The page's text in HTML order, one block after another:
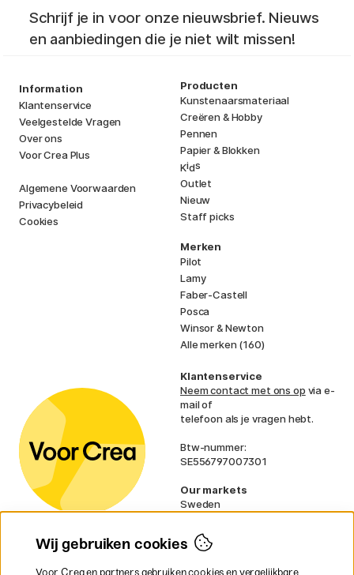
Schrijf je in voor onze nieuwsbrief. Nieuws
en aanbiedingen die je niet wilt missen!
Information
Klantenservice
Veelgestelde Vragen
Over ons
Voor Crea Plus
Algemene Voorwaarden
Privacybeleid
Cookies
Producten
Kunstenaarsmateriaal
Creëren & Hobby
Pennen
Papier & Blokken
Kids
Outlet
Nieuw
Staff picks
Merken
Pilot
Lamy
Faber-Castell
Posca
Winsor & Newton
Alle merken (160)
Klantenservice
Neem contact met ons op via e-
mail of
telefoon als je vragen hebt.
Btw-nummer:
SE556797007301
Our markets
Sweden
Denmark
Finland
Wij gebruiken cookies
Voor Crea en partners gebruiken cookies en vergelijkbare